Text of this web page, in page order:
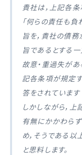
貴社は，上記各条
「何らの責任も
旨を，貴社の債
旨であるとする
故意・重過失が
記各条項が規定
答をされています（
しかしながら，
有無にかかわら
め，そうである
と思料します。